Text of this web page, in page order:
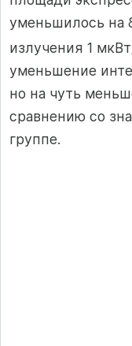
уменьшилось на
излучения 1
уменьшение
но на чуть
сравнению со
группе.